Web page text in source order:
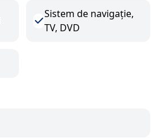
Sistem de navigație,
TV, DVD